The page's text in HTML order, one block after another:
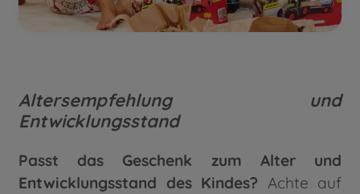
Altersempfehlung und
Entwicklungsstand
Passt das Geschenk zum Alter und
Entwicklungsstand des Kindes? Achte auf